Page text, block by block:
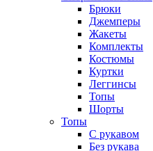
Брюки
Джемперы
Жакеты
Комплекты
Костюмы
Куртки
Леггинсы
Топы
Шорты
Топы
C рукавом
Без рукава